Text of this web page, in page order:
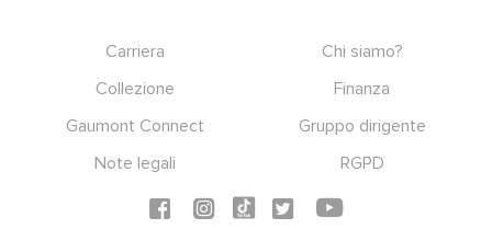
Carriera
Chi siamo?
Collezione
Finanza
Gaumont Connect
Gruppo dirigente
Note legali
RGPD
Social icons